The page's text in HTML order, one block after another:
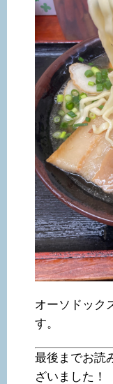
オーソドック
す。
最後までお読
ざいました！